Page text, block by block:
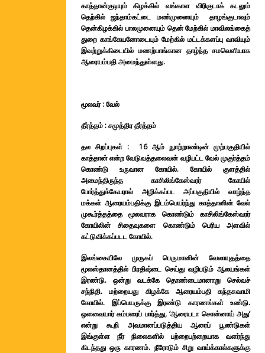
காத்தான்குடியும் கிழக்கில் வங்காள விரிகுடாக் கடலும்
தெற்கில் ஜந்தாம்கட்டை மண்முனையும் தாழங்குடாவும்
தென்கிழக்கில் பாலமுனையும் தென் மேற்கில் மாவிலங்கைத்
துறை காங்கேயனோடையும் மேற்கில் மட்டக்களப்பு வாவியும்
இவற்றுக்கிடையில் மணற்பாங்கான தாழ்ந்த சமவெளியாக
ஆரையம்பதி அமைந்துள்ளது.
மூலவர் :வேல்
தீர்த்தம் :சமுத்திர தீர்த்தம்
தல சிறப்புகள் : 16 ஆம் நுாற்றாண்டின் முற்பகுதியில்
காத்தான் என்ற வேடுவத்தலைவன் வழிபட்ட வேல் முகுர்த்தம்
கொண்டு உருவான கோயில். கோயில் குளத்தில்
அமைந்திருந்த காசிலிங்கேஸ்வரர் கோயில்
போர்த்துக்கேயரால் அழிக்கப்பட அப்பகுதியில் வாழ்ந்த
மக்கள் ஆரையம்பதிக்கு இடம்பெயர்ந்து காத்தானின் வேல்
முகூர்த்தத்தை மூலவராக கொண்டும் காசிலிங்கேஸ்வரர்
கோயிலின் சிதைவுகளை கொண்டும் பெரிய அளவில்
கட்டுவிக்கப்படட கோயில்.
இலங்கையிலே முருகப் பெருமானின் வேலாயுதத்தை
மூலஸ்தானத்தில் பிரதிஷ்டை செய்து வழிபடும் ஆலயங்கள்
இரண்டு. ஒன்று வடக்கே தொண்டைமானாறு செல்வச்
சந்நிதி. மற்றையது கிழக்கே ஆரையம்பதி கந்தசுவாமி
கோயில். இப்பெயருக்கு இரண்டு காரணங்கள் உண்டு.
ஒளவையார் கம்பரைப் பார்த்து, ‘ஆரையடா சொன்னாய் அது’
என்று கூறி அவமானப்படுத்திய ஆரைப் பூண்டுகள்
இங்குள்ள நீர் நிலைகளில் பற்றைபற்றையாக வளர்ந்து
கிடந்தது ஒரு காரணம். நீரோடும் சிறு வாய்க்கால்களுக்கு